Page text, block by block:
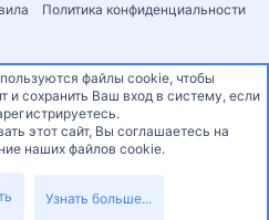
Политика конфиденциальности
СверхуСнизу
файлы cookie, чтобы
и сохранить Ваш вход в систему, если
этот сайт, Вы соглашаетесь на
наших файлов cookie.
Узнать больше...